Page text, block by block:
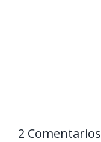
2 Comentarios